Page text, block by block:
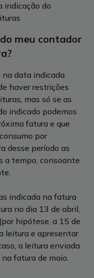
indicação do
meu contador
data indicada.
haver restrições
mas só se as
indicado podemos
fatura e que
por
desse período as
a tempo, consoante
indicada na fatura
no dia 13 de abril,
hipótese, a 15 de
leitura e apresentar
a leitura enviada
fatura de maio.